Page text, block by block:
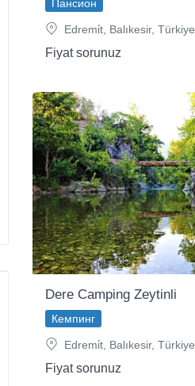
Пансион
Edremi̇t, Balıkesir, Türkiye
Fiyat sorunuz
Dere Camping Zeytinli
Кемпинг
Edremi̇t, Balıkesir, Türkiye
Fiyat sorunuz